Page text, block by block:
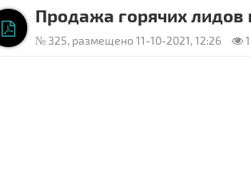
Продажа горячих лидов
№ 325, размещено 11-10-2021, 12:26